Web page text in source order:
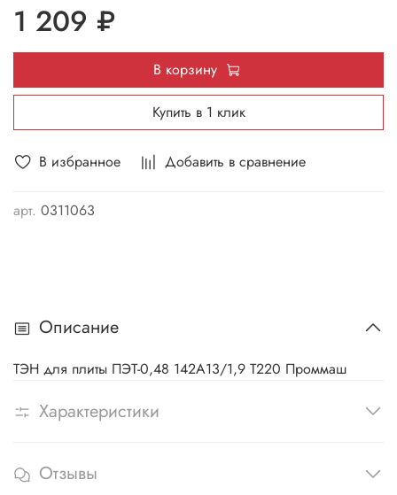
В избранное Добавить в сравнение
арт. 0311063
1 209 ₽
В корзину
Купить в 1 клик
Описание
ТЭН для плиты ПЭТ-0,48 142А13/1,9 Т220 Проммаш
Характеристики
Отзывы